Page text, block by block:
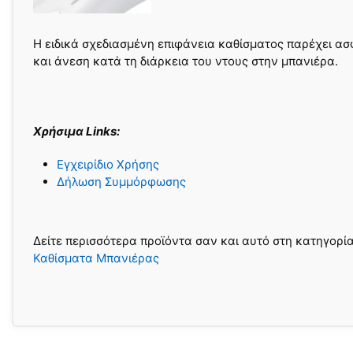
Η ειδικά σχεδιασμένη επιφάνεια καθίσματος παρέχει
και άνεση κατά τη διάρκεια του ντους στην μπανιέρα.
Χρήσιμα Links:
Εγχειρίδιο Χρήσης
Δήλωση Συμμόρφωσης
Δείτε περισσότερα προϊόντα σαν και αυτό στη κατηγορία
Καθίσματα Μπανιέρας